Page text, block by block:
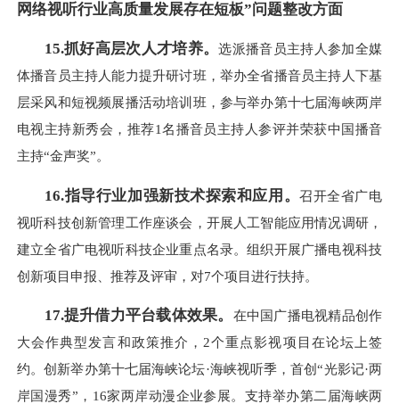
网络视听行业高质量发展存在短板”问题整改方面
15.抓好高层次人才培养。选派播音员主持人参加全媒
体播音员主持人能力提升研讨班，举办全省播音员主持人下基
层采风和短视频展播活动培训班，参与举办第十七届海峡两岸
电视主持新秀会，推荐1名播音员主持人参评并荣获中国播音
主持“金声奖”。
16.指导行业加强新技术探索和应用。召开全省广电
视听科技创新管理工作座谈会，开展人工智能应用情况调研，
建立全省广电视听科技企业重点名录。组织开展广播电视科技
创新项目申报、推荐及评审，对7个项目进行扶持。
17.提升借力平台载体效果。 在中国广播电视精品创作
大会作典型发言和政策推介，2个重点影视项目在论坛上签
约。创新举办第十七届海峡论坛·海峡视听季，首创“光影记·两
岸国漫秀”，16家两岸动漫企业参展。支持举办第二届海峡两